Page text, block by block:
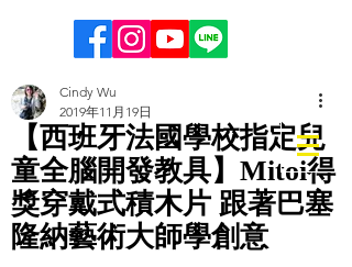
【西班牙法國學校指定兒
童全腦開發教具】Mitoi得
獎穿戴式積木片 跟著巴塞
隆納藝術大師學創意
Cindy Wu
2019年11月19日